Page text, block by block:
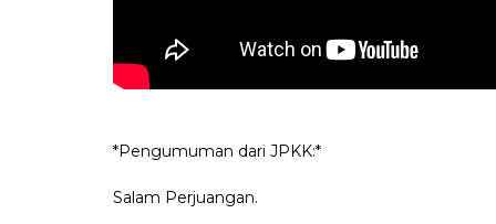
*Pengumuman dari JPKK:*
Salam Perjuangan.